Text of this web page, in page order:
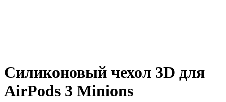
Силиконовый чехол 3D для
AirPods 3 Minions